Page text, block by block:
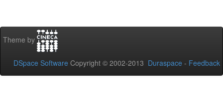
Theme by
DSpace Software Copyright © 2002-2013 Duraspace - Feedback